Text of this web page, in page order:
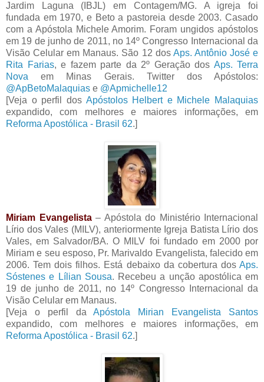
Jardim Laguna (IBJL) em Contagem/MG. A igreja foi
fundada em 1970, e Beto a pastoreia desde 2003. Casado
com a Apóstola Michele Amorim. Foram ungidos apóstolos
em 19 de junho de 2011, no 14º Congresso Internacional da
Visão Celular em Manaus. São 12 dos Aps. Antônio José e
Rita Farias, e fazem parte da 2º Geração dos Aps. Terra
Nova em Minas Gerais. Twitter dos Apóstolos:
@ApBetoMalaquias e @Apmichelle12
[Veja o perfil dos Apóstolos Helbert e Michele Malaquias
expandido, com melhores e maiores informações, em
Reforma Apostólica - Brasil 62.]
Miriam Evangelista– Apóstola do Ministério Internacional
Lírio dos Vales (MILV), anteriormente Igreja Batista Lírio dos
Vales, em Salvador/BA. O MILV foi fundado em 2000 por
Miriam e seu esposo, Pr. Marivaldo Evangelista, falecido em
2006. Tem dois filhos. Está debaixo da cobertura dos Aps.
Sóstenes e Lílian Sousa. Recebeu a unção apostólica em
19 de junho de 2011, no 14º Congresso Internacional da
Visão Celular em Manaus.
[Veja o perfil daApóstola Mirian Evangelista Santos
expandido, com melhores e maiores informações, em
Reforma Apostólica - Brasil 62.]